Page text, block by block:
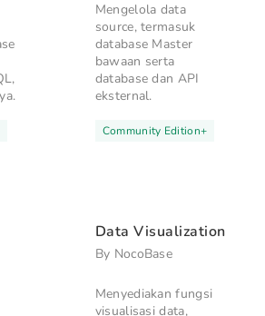
Mengelola data
source, termasuk
database Master
bawaan serta
database dan API
eksternal.
Community Edition+
Data Visualization
By NocoBase
Menyediakan fungsi
visualisasi data,